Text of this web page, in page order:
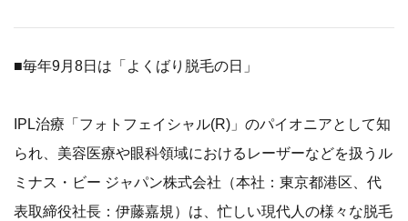
■毎年9月8日は「よくばり脱毛の日」
IPL治療「フォトフェイシャル(R)」のパイオニアとして知
られ、美容医療や眼科領域におけるレーザーなどを扱うル
ミナス・ビー ジャパン株式会社（本社：東京都港区、代
表取締役社長：伊藤嘉規）は、忙しい現代人の様々な脱毛